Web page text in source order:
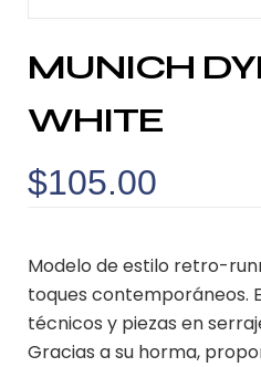
MUNICH
WHITE
$105.00
Modelo de estilo retro-
toques contemporáneos.
técnicos y piezas en
Gracias a su horma,